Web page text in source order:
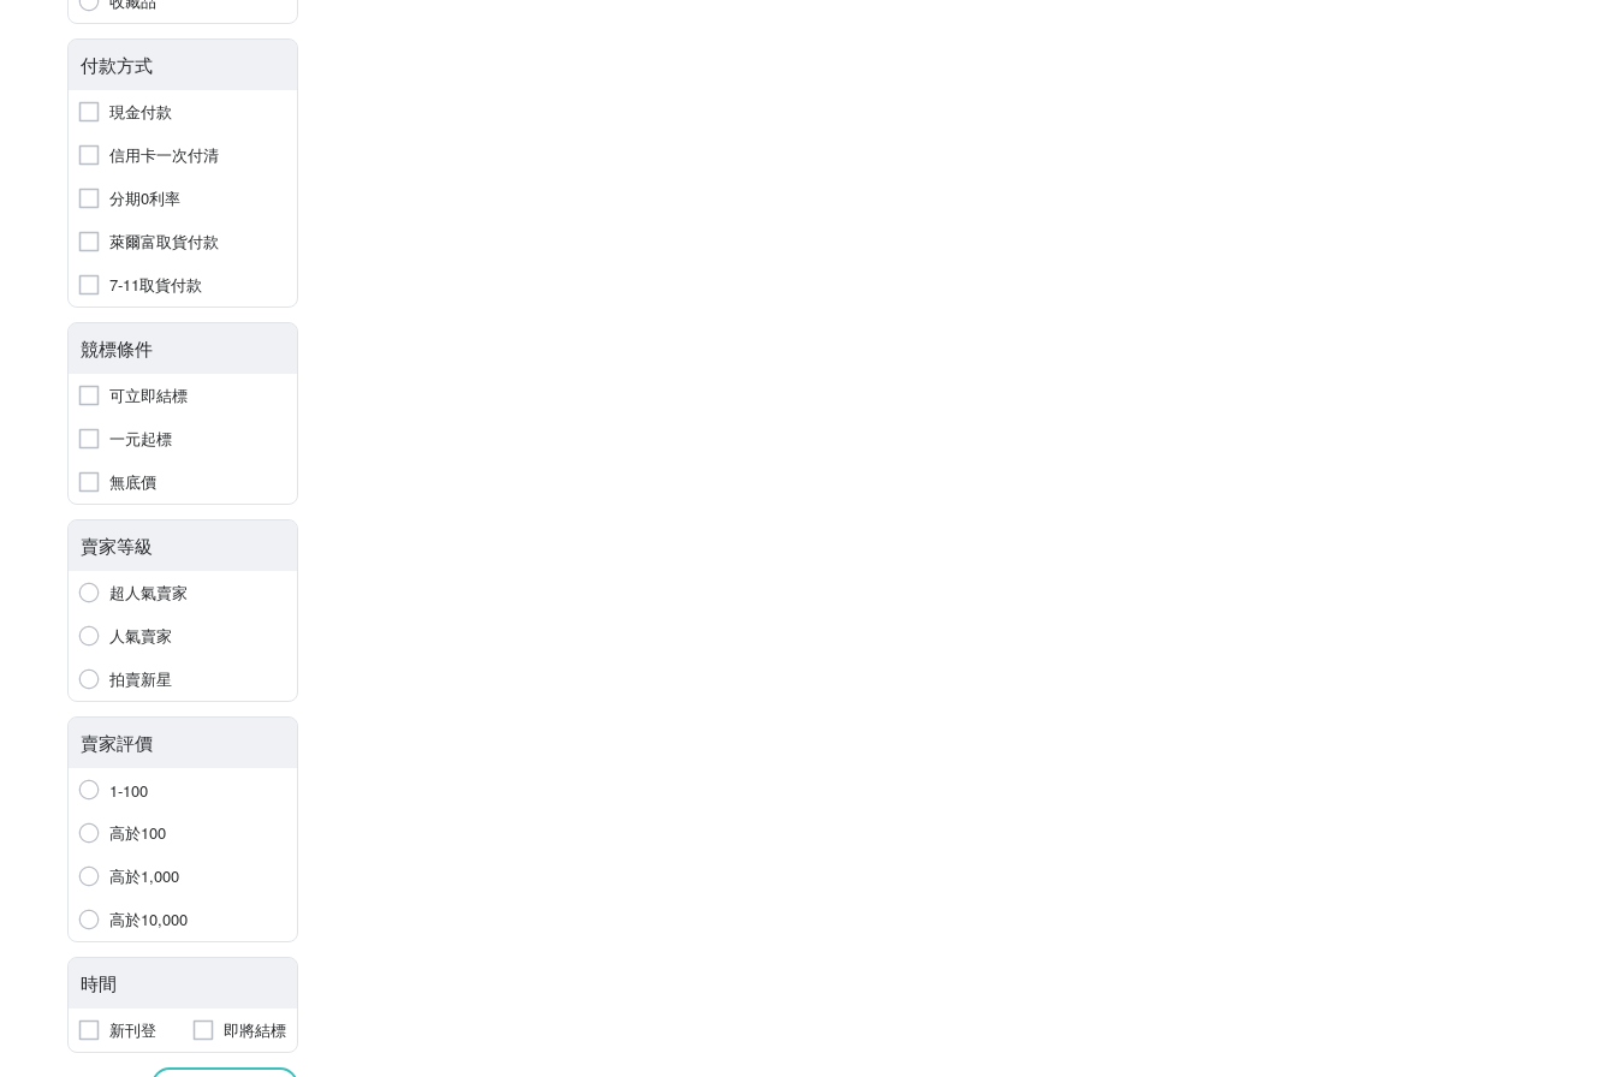
付款方式
現金付款
信用卡一次付清
分期0利率
萊爾富取貨付款
7-11取貨付款
競標條件
可立即結標
一元起標
無底價
賣家等級
超人氣賣家
人氣賣家
拍賣新星
賣家評價
1-100
高於100
高於1,000
高於10,000
時間
新刊登 即將結標